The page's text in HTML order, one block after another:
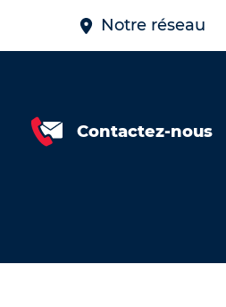
Notre réseau
Contactez-nous